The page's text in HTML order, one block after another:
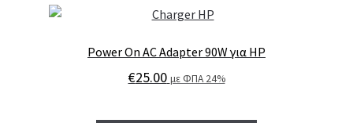
Power On AC Adapter 90W για HP
€25.00 με ΦΠΑ 24%